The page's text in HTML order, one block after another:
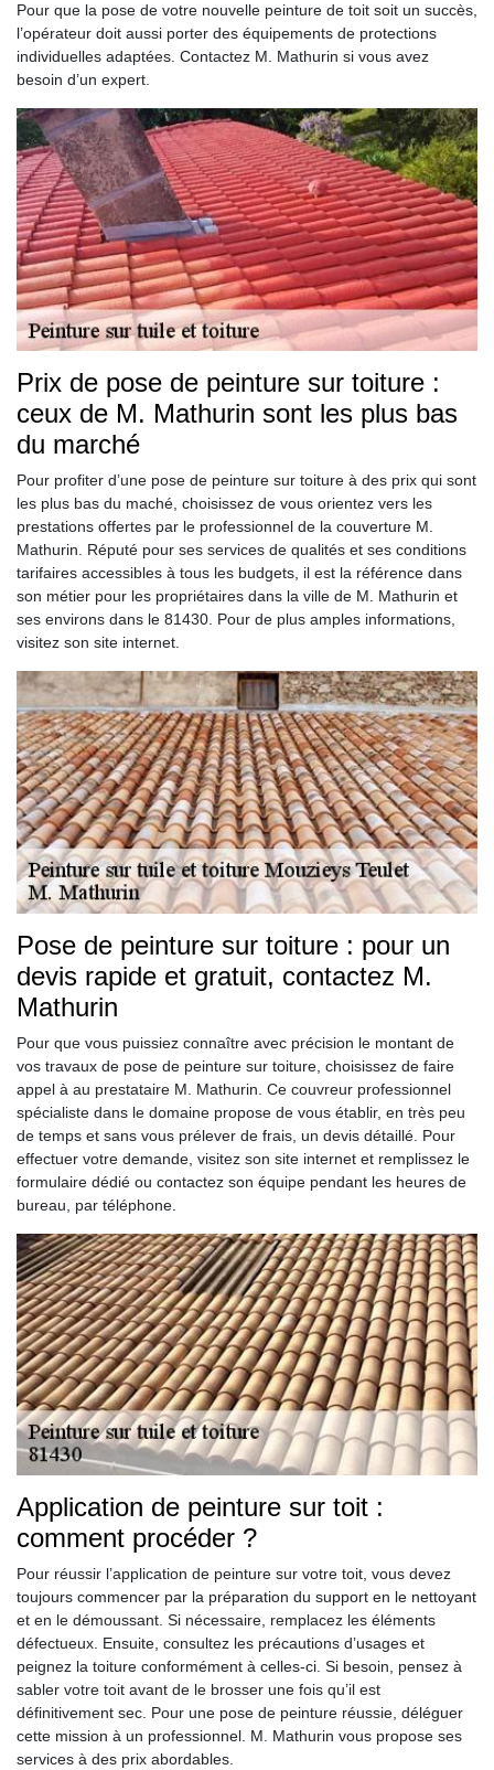
Pour que la pose de votre nouvelle peinture de toit soit un succès,
l’opérateur doit aussi porter des équipements de protections
individuelles adaptées. Contactez M. Mathurin si vous avez
besoin d’un expert.
Prix de pose de peinture sur toiture :
ceux de M. Mathurin sont les plus bas
du marché
Pour profiter d’une pose de peinture sur toiture à des prix qui sont
les plus bas du maché, choisissez de vous orientez vers les
prestations offertes par le professionnel de la couverture M.
Mathurin. Réputé pour ses services de qualités et ses conditions
tarifaires accessibles à tous les budgets, il est la référence dans
son métier pour les propriétaires dans la ville de M. Mathurin et
ses environs dans le 81430. Pour de plus amples informations,
visitez son site internet.
Pose de peinture sur toiture : pour un
devis rapide et gratuit, contactez M.
Mathurin
Pour que vous puissiez connaître avec précision le montant de
vos travaux de pose de peinture sur toiture, choisissez de faire
appel à au prestataire M. Mathurin. Ce couvreur professionnel
spécialiste dans le domaine propose de vous établir, en très peu
de temps et sans vous prélever de frais, un devis détaillé. Pour
effectuer votre demande, visitez son site internet et remplissez le
formulaire dédié ou contactez son équipe pendant les heures de
bureau, par téléphone.
Application de peinture sur toit :
comment procéder ?
Pour réussir l’application de peinture sur votre toit, vous devez
toujours commencer par la préparation du support en le nettoyant
et en le démoussant. Si nécessaire, remplacez les éléments
défectueux. Ensuite, consultez les précautions d’usages et
peignez la toiture conformément à celles-ci. Si besoin, pensez à
sabler votre toit avant de le brosser une fois qu’il est
définitivement sec. Pour une pose de peinture réussie, déléguer
cette mission à un professionnel. M. Mathurin vous propose ses
services à des prix abordables.